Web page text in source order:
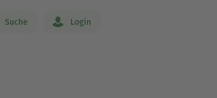
Suche Login